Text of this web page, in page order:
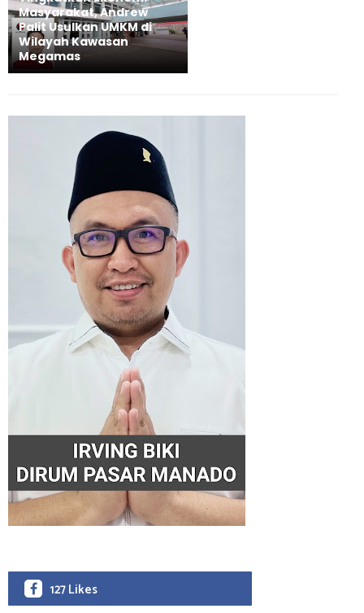
Masyarakat, Andrew
Palit Usulkan UMKM di
Wilayah Kawasan
Megamas
127 Likes